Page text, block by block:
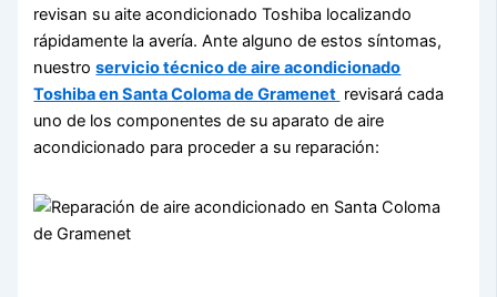
revisan su aite acondicionado Toshiba localizando
rápidamente la avería. Ante alguno de estos síntomas,
nuestroservicio técnico de aire acondicionado
Toshiba en Santa Coloma de Gramenet revisará cada
uno de los componentes de su aparato de aire
acondicionado para proceder a su reparación: